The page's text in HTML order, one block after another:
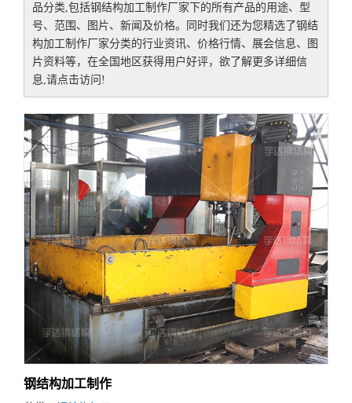
品分类,包括钢结构加工制作厂家下的所有产品的用途、型
号、范围、图片、新闻及价格。同时我们还为您精选了钢结
构加工制作厂家分类的行业资讯、价格行情、展会信息、图
片资料等，在全国地区获得用户好评，欲了解更多详细信
息,请点击访问!
钢结构加工制作